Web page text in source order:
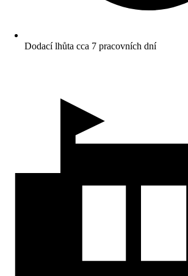
Dodací lhůta cca 7 pracovních dní